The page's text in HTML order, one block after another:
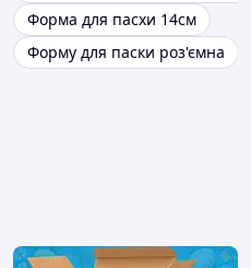
Форма для пасхи 14см
Форму для паски роз'ємна